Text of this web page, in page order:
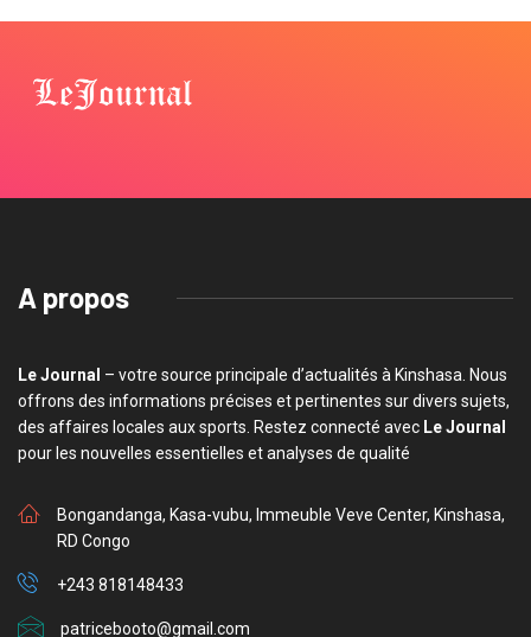
A propos
Le Journal – votre source principale d’actualités à Kinshasa. Nous
offrons des informations précises et pertinentes sur divers sujets,
des affaires locales aux sports. Restez connecté avec Le Journal
pour les nouvelles essentielles et analyses de qualité
Bongandanga, Kasa-vubu, Immeuble Veve Center, Kinshasa,
RD Congo
+243 818148433
patricebooto@gmail.com